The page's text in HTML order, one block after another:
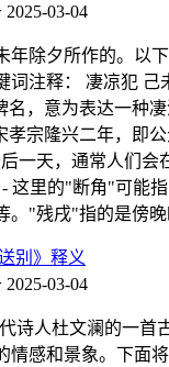
03-04
年除夕所作的。以
词注释： 凄凉犯 己
名，意为表达一种
宗隆兴二年，即
一天，通常人们会
这里的"断角"可能
。"残戌"指的是傍
别》释义
03-04
代诗人杜文澜的一首
情感和景象。下面